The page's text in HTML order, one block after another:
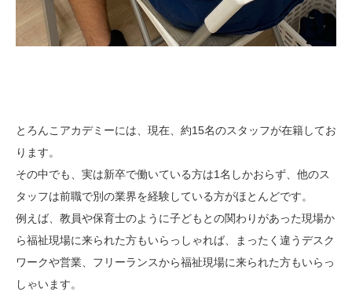
とろんこアカデミーには、現在、約15名のスタッフが在籍してお
ります。
その中でも、実は新卒で働いている方は1名しかおらず、他のス
タッフは前職で別の業界を経験している方がほとんどです。
例えば、教員や保育士のように子どもとの関わりがあった現場か
ら福祉現場に来られた方もいらっしゃれば、まったく違うデスク
ワークや営業、フリーランスから福祉現場に来られた方もいらっ
しゃいます。